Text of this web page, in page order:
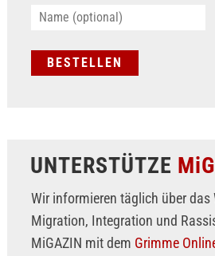
UNTERSTÜTZE MiG
Wir informieren täglich über das
Migration, Integration und
MiGAZIN mit dem Grimme